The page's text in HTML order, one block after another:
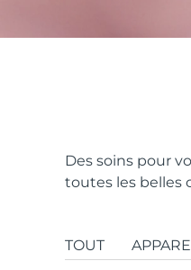
Des soins pour
toutes les belles
TOUT
FAQ™ Dual LED Panel